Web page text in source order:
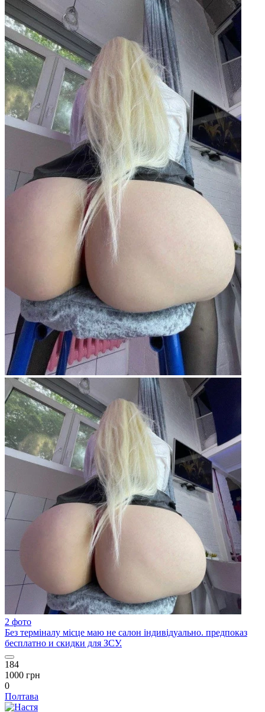
2 фото
Без терміналу місце маю не салон індивідуально. предпоказ
бесплатно и скидки для ЗСУ.
184
1000 грн
0
Полтава